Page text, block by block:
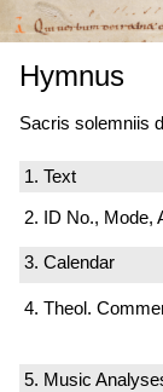
Hymnus
Sacris solemniis
1. Text
2. ID No., Mode,
3. Calendar
4. Theol.
5. Music